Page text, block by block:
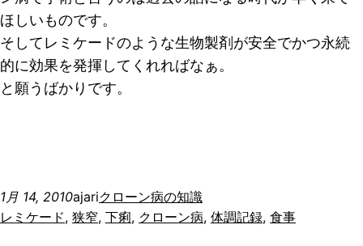
ほしいものです。
そしてレミケードのような生物製剤が安全でかつ永続
的に効果を発揮してくれればなぁ。
と願うばかりです。
1月 14, 2010ajariクローン病の知識
レミケード, 狭窄, 下痢, クローン病, 体調記録, 食事